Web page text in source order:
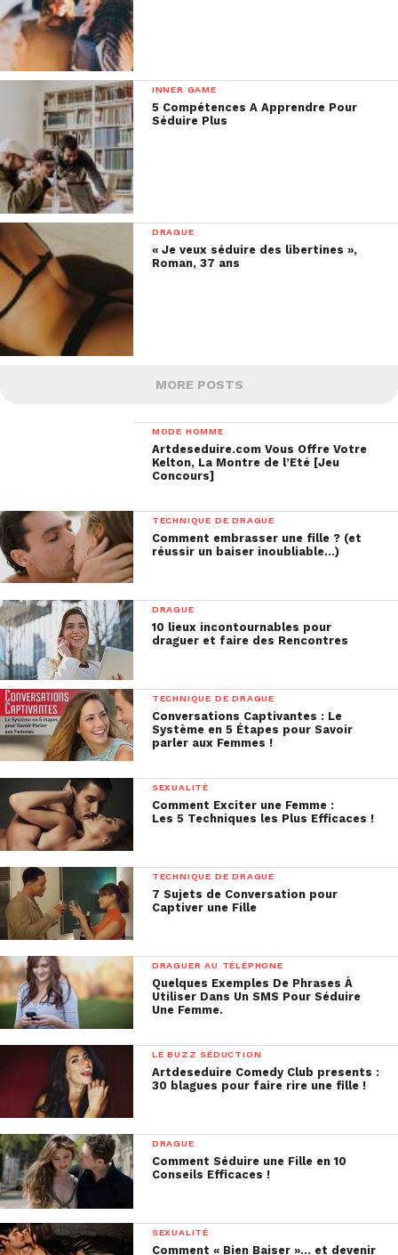
INNER GAME
5 Compétences A Apprendre Pour
Séduire Plus
DRAGUE
« Je veux séduire des libertines »,
Roman, 37 ans
MORE POSTS
MODE HOMME
Artdeseduire.com Vous Offre Votre
Kelton, La Montre de l’Eté [Jeu
Concours]
TECHNIQUE DE DRAGUE
Comment embrasser une fille ? (et
réussir un baiser inoubliable…)
DRAGUE
10 lieux incontournables pour
draguer et faire des Rencontres
TECHNIQUE DE DRAGUE
Conversations Captivantes : Le
Système en 5 Étapes pour Savoir
parler aux Femmes !
SEXUALITÉ
Comment Exciter une Femme :
Les 5 Techniques les Plus Efficaces !
TECHNIQUE DE DRAGUE
7 Sujets de Conversation pour
Captiver une Fille
DRAGUER AU TÉLÉPHONE
Quelques Exemples De Phrases À
Utiliser Dans Un SMS Pour Séduire
Une Femme.
LE BUZZ SÉDUCTION
Artdeseduire Comedy Club presents :
30 blagues pour faire rire une fille !
DRAGUE
Comment Séduire une Fille en 10
Conseils Efficaces !
SEXUALITÉ
Comment « Bien Baiser »… et devenir